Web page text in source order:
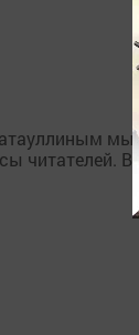
мы
читателей.